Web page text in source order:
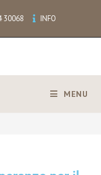
30068 INFO
MENU